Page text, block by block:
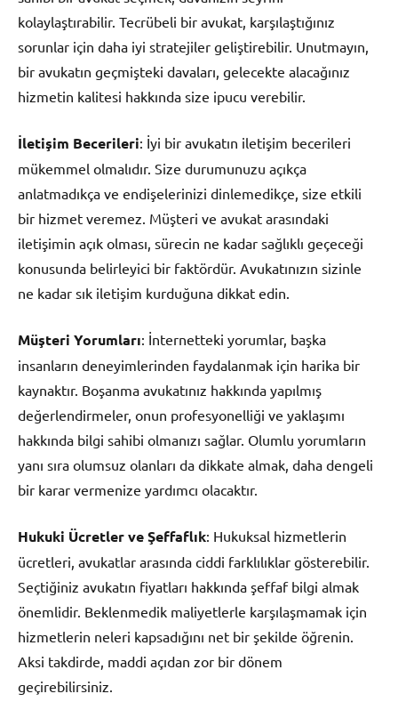
kolaylaştırabilir. Tecrübeli bir avukat, karşılaştığınız
sorunlar için daha iyi stratejiler geliştirebilir. Unutmayın,
bir avukatın geçmişteki davaları, gelecekte alacağınız
hizmetin kalitesi hakkında size ipucu verebilir.
İletişim Becerileri: İyi bir avukatın iletişim becerileri
mükemmel olmalıdır. Size durumunuzu açıkça
anlatmadıkça ve endişelerinizi dinlemedikçe, size etkili
bir hizmet veremez. Müşteri ve avukat arasındaki
iletişimin açık olması, sürecin ne kadar sağlıklı geçeceği
konusunda belirleyici bir faktördür. Avukatınızın sizinle
ne kadar sık iletişim kurduğuna dikkat edin.
Müşteri Yorumları: İnternetteki yorumlar, başka
insanların deneyimlerinden faydalanmak için harika bir
kaynaktır. Boşanma avukatınız hakkında yapılmış
değerlendirmeler, onun profesyonelliği ve yaklaşımı
hakkında bilgi sahibi olmanızı sağlar. Olumlu yorumların
yanı sıra olumsuz olanları da dikkate almak, daha dengeli
bir karar vermenize yardımcı olacaktır.
Hukuki Ücretler ve Şeffaflık: Hukuksal hizmetlerin
ücretleri, avukatlar arasında ciddi farklılıklar gösterebilir.
Seçtiğiniz avukatın fiyatları hakkında şeffaf bilgi almak
önemlidir. Beklenmedik maliyetlerle karşılaşmamak için
hizmetlerin neleri kapsadığını net bir şekilde öğrenin.
Aksi takdirde, maddi açıdan zor bir dönem
geçirebilirsiniz.